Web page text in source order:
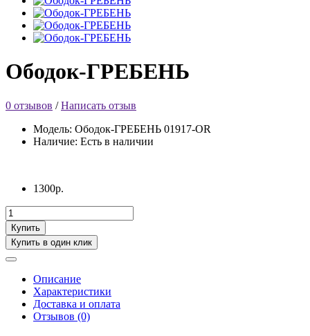
Ободок-ГРЕБЕНЬ
0 отзывов /Написать отзыв
Модель: Ободок-ГРЕБЕНЬ 01917-OR
Наличие: Есть в наличии
1300р.
Купить
Купить в один клик
Описание
Характеристики
Доставка и оплата
Отзывов (0)